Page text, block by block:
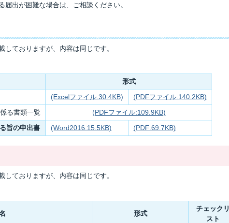
出が困難な場合は、ご相談ください。
ておりますが、内容は同じです。
形式
(Excelファイル:30.4KB)
(PDFファイル:140.2KB)
る書類一覧
(PDFファイル:109.9KB)
旨の申出書
(Word2016:15.5KB) (PDF:69.7KB)
ておりますが、内容は同じです。
形式
チェックリ
スト